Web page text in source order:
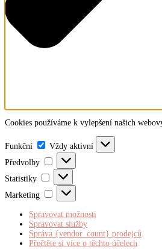
Cookies používáme k vylepšení našich
Funkční
Vždy aktivní
Předvolby
Předvolby
Statistiky
Statistiky
Marketing
Marketing
Spravovat možnosti
Spravovat služby
Správa {vendor_count} prodejců
Přečtěte si více o těchto účelech